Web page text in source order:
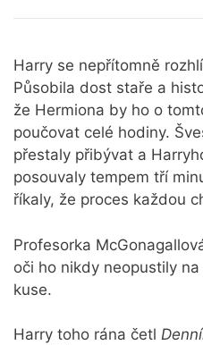
Harry se nepřítomně
Působila dost staře a
že Hermiona by ho o
poučovat celé hodiny.
přestaly přibývat a
posouvaly tempem tří
říkaly, že proces každou
Profesorka
oči ho nikdy neopustily
kuse.
Harry toho rána četl